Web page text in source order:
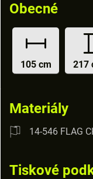
Obecné
105 cm 217
Materiály
14-546 FLAG
Tiskové